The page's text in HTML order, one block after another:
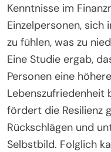
Kenntnisse im
Einzelpersonen,
zu fühlen, was zu
Eine Studie ergab,
Personen eine
Lebenszufriedenheit
fördert die Resilienz
Rückschlägen und
Selbstbild. Folglich